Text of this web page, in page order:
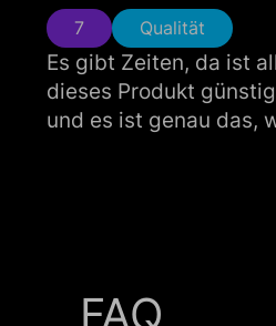
7 Qualität
Es gibt Zeiten, da ist
dieses Produkt
und es ist genau das,
FAQ